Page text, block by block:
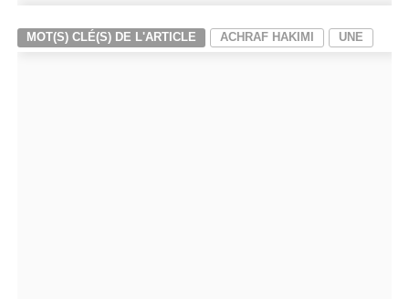
MOT(S) CLÉ(S) DE L'ARTICLE ACHRAF HAKIMI UNE